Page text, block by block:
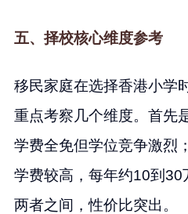
五、择校核心维度参考
移民家庭在选择香港小学
重点考察几个维度。首先
学费全免但学位竞争激烈
学费较高，每年约10到
两者之间，性价比突出。